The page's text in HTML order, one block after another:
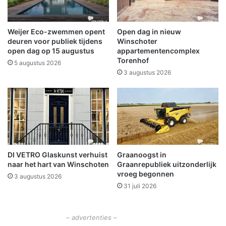
e
v
u
u
r
w
k
o
o
p
t
i
n
D
Weijer Eco-zwemmen opent
deuren voor publiek tijdens
open dag op 15 augustus
5 augustus 2026
Open dag in nieuw
Winschoter
appartementencomplex
Torenhof
3 augustus 2026
DI VETRO Glaskunst verhuist
naar het hart van Winschoten
3 augustus 2026
Graanoogst in
Graanrepubliek uitzonderlijk
vroeg begonnen
31 juli 2026
– advertenties –